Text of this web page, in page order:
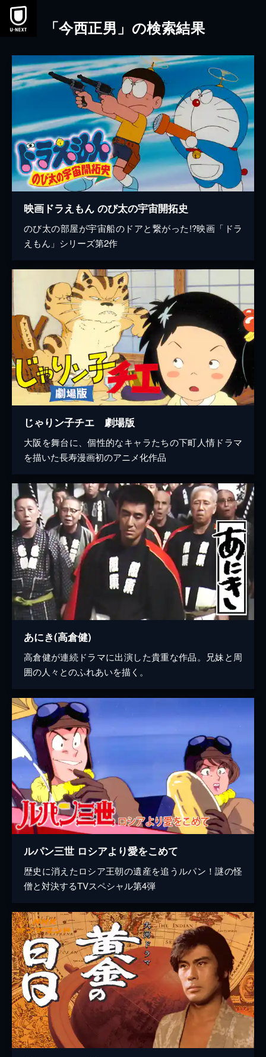
本文へスキップ
「今西正男」の検索結果
映画ドラえもん のび太の宇宙開拓史
のび太の部屋が宇宙船のドアと繋がった!?映画「ドラ
えもん」シリーズ第2作
じゃりン子チエ 劇場版
大阪を舞台に、個性的なキャラたちの下町人情ドラマ
を描いた長寿漫画初のアニメ化作品
あにき(高倉健)
高倉健が連続ドラマに出演した貴重な作品。兄妹と周
囲の人々とのふれあいを描く。
ルパン三世 ロシアより愛をこめて
歴史に消えたロシア王朝の遺産を追うルパン！謎の怪
僧と対決するTVスペシャル第4弾